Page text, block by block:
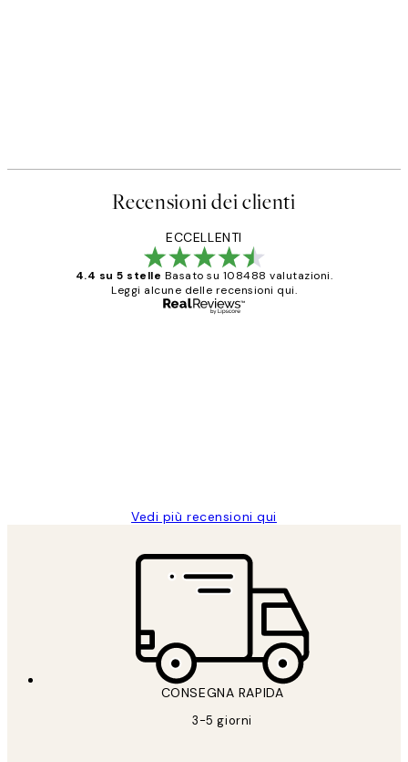
Recensioni dei clienti
ECCELLENTI
4.4 su 5 stelle Basato su 108488 valutazioni.
Leggi alcune delle recensioni qui.
Vedi più recensioni qui
CONSEGNA RAPIDA
3-5 giorni